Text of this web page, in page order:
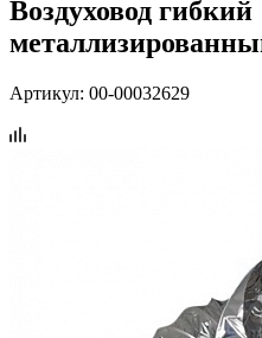
Воздуховод гибкий
Артикул: 00-00032629